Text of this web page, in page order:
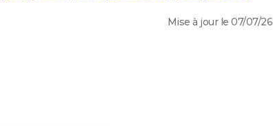
Mise à jour le 07/07/26